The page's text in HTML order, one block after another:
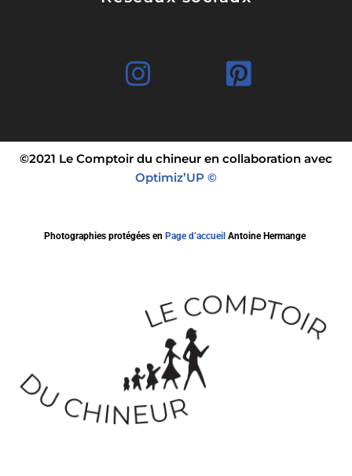
©2021 Le Comptoir du chineur en collaboration avec
Optimiz’UP ©
Photographies protégées en Page d’accueil Antoine Hermange